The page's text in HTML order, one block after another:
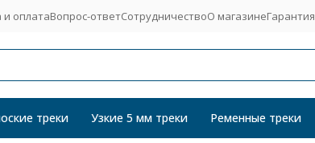
и оплатаВопрос-ответСотрудничествоО магазинеГарантия
треки Узкие 5 мм треки Ременные треки